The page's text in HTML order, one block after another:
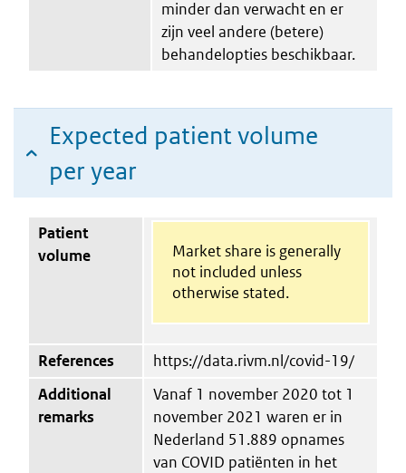
minder dan verwacht en er
zijn veel andere (betere)
behandelopties beschikbaar.
Expected patient volume
per year
Patient
volume
Market share is generally
not included unless
otherwise stated.
References
https://data.rivm.nl/covid-19/
Additional
remarks
Vanaf 1 november 2020 tot 1
november 2021 waren er in
Nederland 51.889 opnames
van COVID patiënten in het